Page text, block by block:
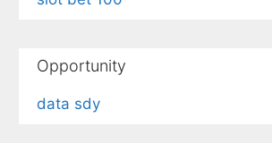
Opportunity
data sdy